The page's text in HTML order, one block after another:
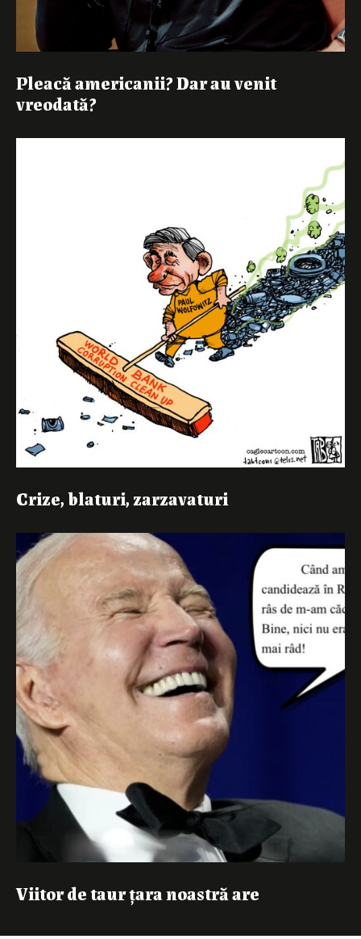
Pleacă americanii? Dar au venit
vreodată?
Crize, blaturi, zarzavaturi
Viitor de taur țara noastră are